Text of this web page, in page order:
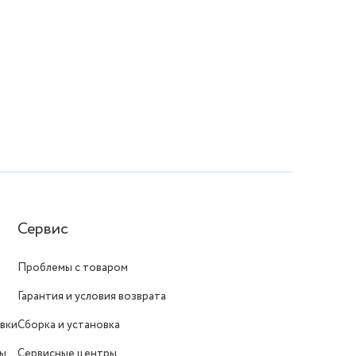
Сервис
Проблемы с товаром
Гарантия и условия возврата
Сборка и установка